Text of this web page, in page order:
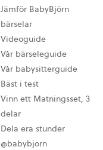
Jämför BabyBjörn
bärselar
Videoguide
Vår bärseleguide
Vår babysitterguide
Bäst i test
Vinn ett Matningsset, 3
delar
Dela era stunder
@babybjorn